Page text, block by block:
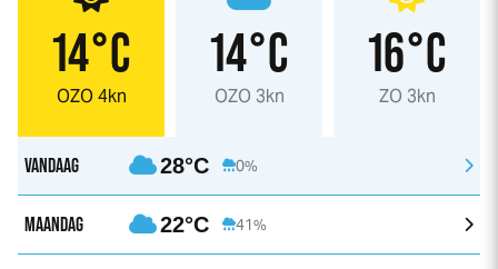
14°C
OZO 4kn
14°C
OZO 3kn
16°C
ZO 3kn
VANDAAG 28°C 0%
MAANDAG 22°C 41%